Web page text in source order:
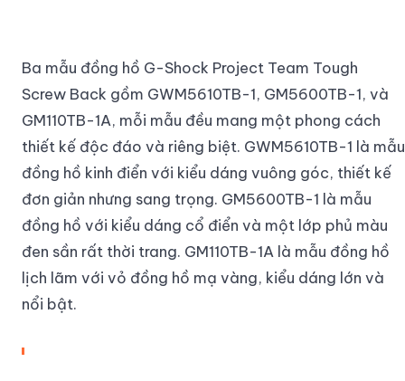
Ba mẫu đồng hồ G-Shock Project Team Tough
Screw Back gồm GWM5610TB-1, GM5600TB-1, và
GM110TB-1A, mỗi mẫu đều mang một phong cách
thiết kế độc đáo và riêng biệt. GWM5610TB-1 là mẫu
đồng hồ kinh điển với kiểu dáng vuông góc, thiết kế
đơn giản nhưng sang trọng. GM5600TB-1 là mẫu
đồng hồ với kiểu dáng cổ điển và một lớp phủ màu
đen sần rất thời trang. GM110TB-1A là mẫu đồng hồ
lịch lãm với vỏ đồng hồ mạ vàng, kiểu dáng lớn và
nổi bật.